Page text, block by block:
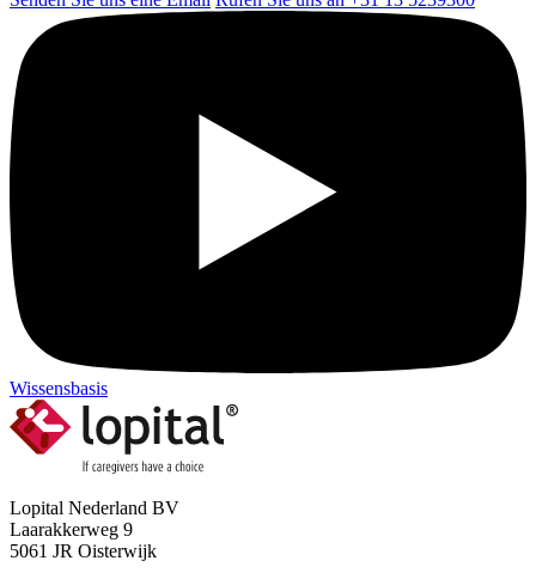
Wissensbasis
Lopital Nederland BV
Laarakkerweg 9
5061 JR Oisterwijk